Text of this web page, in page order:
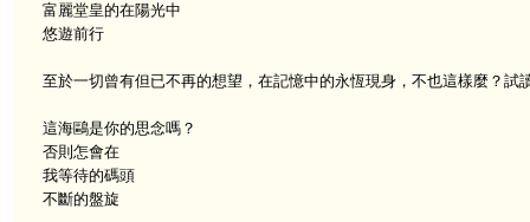
富麗堂皇的在陽光中
悠遊前行
至於一切曾有但已不再的想望，在記憶中的永恆現身，不也這樣麼？試
這海鷗是你的思念嗎？
否則怎會在
我等待的碼頭
不斷的盤旋